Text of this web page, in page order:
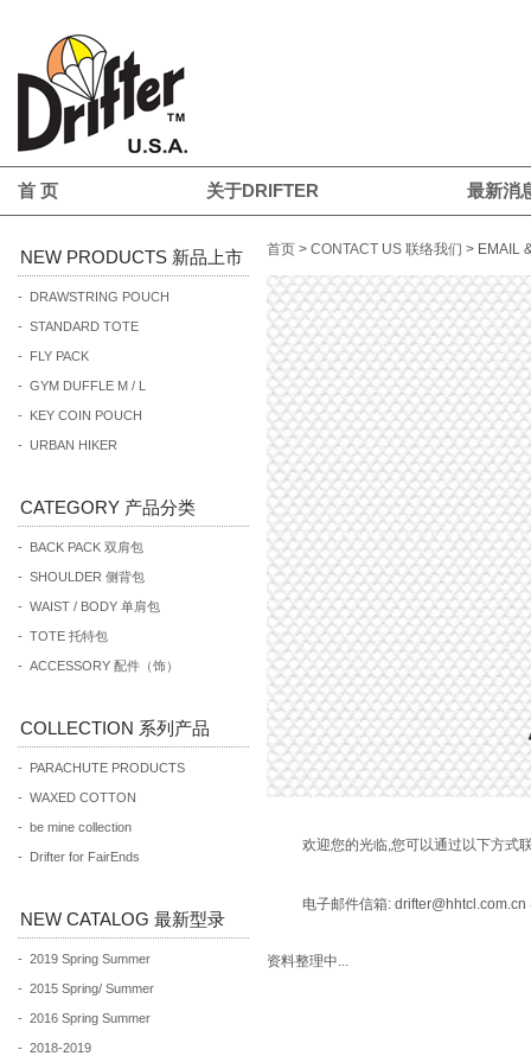
首 页 关于DRIFTER 最新消
NEW PRODUCTS 新品上市
- DRAWSTRING POUCH
- STANDARD TOTE
- FLY PACK
- GYM DUFFLE M / L
- KEY COIN POUCH
- URBAN HIKER
CATEGORY 产品分类
- BACK PACK 双肩包
- SHOULDER 侧背包
- WAIST / BODY 单肩包
- TOTE 托特包
- ACCESSORY 配件（饰）
COLLECTION 系列产品
- PARACHUTE PRODUCTS
- WAXED COTTON
- be mine collection
- Drifter for FairEnds
NEW CATALOG 最新型录
- 2019 Spring Summer
- 2015 Spring/ Summer
- 2016 Spring Summer
- 2018-2019
首页 > CONTACT US 联络我们 > EMAIL
欢迎您的光临,您可以通过以下方式
电子邮件信箱:
资料整理中...